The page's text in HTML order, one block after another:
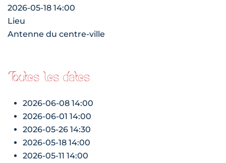
2026-05-18 14:00
Lieu
Antenne du centre-ville
Toutes les dates
2026-06-08 14:00
2026-06-01 14:00
2026-05-26 14:30
2026-05-18 14:00
2026-05-11 14:00